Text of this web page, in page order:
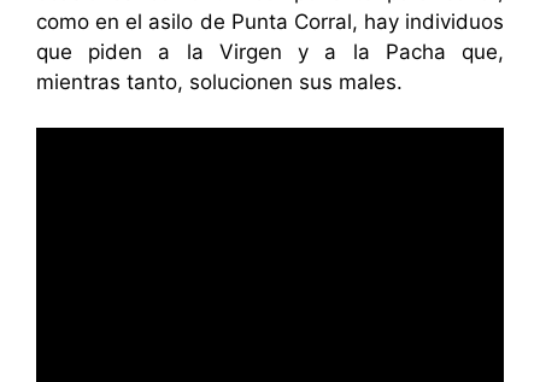
como en el asilo de Punta Corral, hay individuos
que piden a la Virgen y a la Pacha que,
mientras tanto, solucionen sus males.